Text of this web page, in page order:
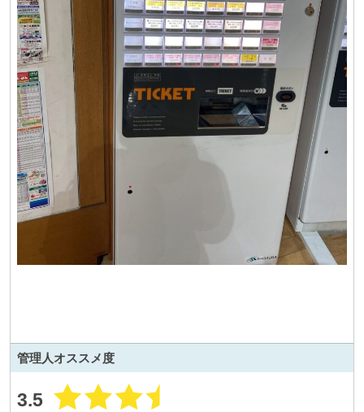
管理人オススメ度
3.5